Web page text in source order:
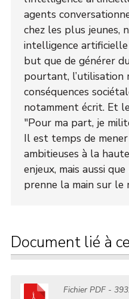
agents
chez les plus jeunes,
intelligence
but que de générer
pourtant, l’utilisation
conséquences
notamment écrit. Et
"Pour ma part, je
Il est temps de
ambitieuses à la
enjeux, mais aussi
prenne la main sur le
Document lié à
FichierPDF-